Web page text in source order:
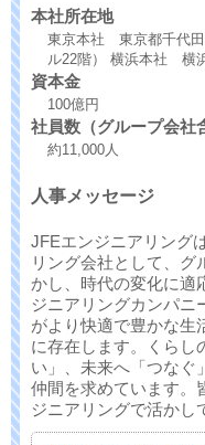
本社所在地
東京本社 東京都千代田
ル22階） 横浜本社 横
資本金
100億円
社員数（グループ会社
約11,000人
人事メッセージ
JFEエンジニアリング
リング会社として、グ
かし、時代の変化に適
ジニアリングカンパニ
がより快適で豊かな生
に存在します。くらし
い」、未来へ「つなぐ
仲間を求めています。
ジニアリングで活かし